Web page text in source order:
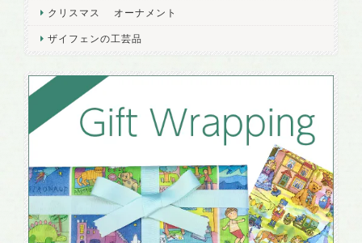
クリスマス オーナメント
ザイフェンの工芸品